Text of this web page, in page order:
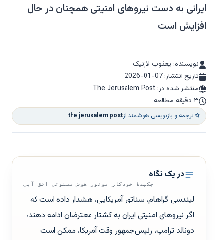
ایرانی به دست نیروهای امنیتی همچنان در حال
افزایش است
نویسنده: یعقوب لازنیک
تاریخ انتشار: 2026-01-07
منتشر شده در: The Jerusalem Post
۳ دقیقه مطالعه
ترجمه و بازنویسی هوشمند ازthe jerusalem post
در یک نگاه
چکیدهٔ خودکار موتور هوش مصنوعی افق آبی
لیندسی گراهام، سناتور آمریکایی، هشدار داده است که
اگر نیروهای امنیتی ایران به کشتار معترضان ادامه دهند،
دونالد ترامپ، رئیس‌جمهور وقت آمریکا، ممکن است